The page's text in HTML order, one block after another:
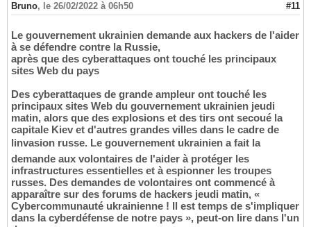
Bruno, le 26/02/2022 à 06h50 #11
Le gouvernement ukrainien demande aux hackers de l'aider
à se défendre contre la Russie,
après que des cyberattaques ont touché les principaux
sites Web du pays
Des cyberattaques de grande ampleur ont touché les
principaux sites Web du gouvernement ukrainien jeudi
matin, alors que des explosions et des tirs ont secoué la
capitale Kiev et d'autres grandes villes dans le cadre de
linvasion russe. Le gouvernement ukrainien a fait la
demande aux volontaires de l'aider à protéger les
infrastructures essentielles et à espionner les troupes
russes. Des demandes de volontaires ont commencé à
apparaître sur des forums de hackers jeudi matin, «
Cybercommunauté ukrainienne ! Il est temps de s'impliquer
dans la cyberdéfense de notre pays », peut-on lire dans l'un